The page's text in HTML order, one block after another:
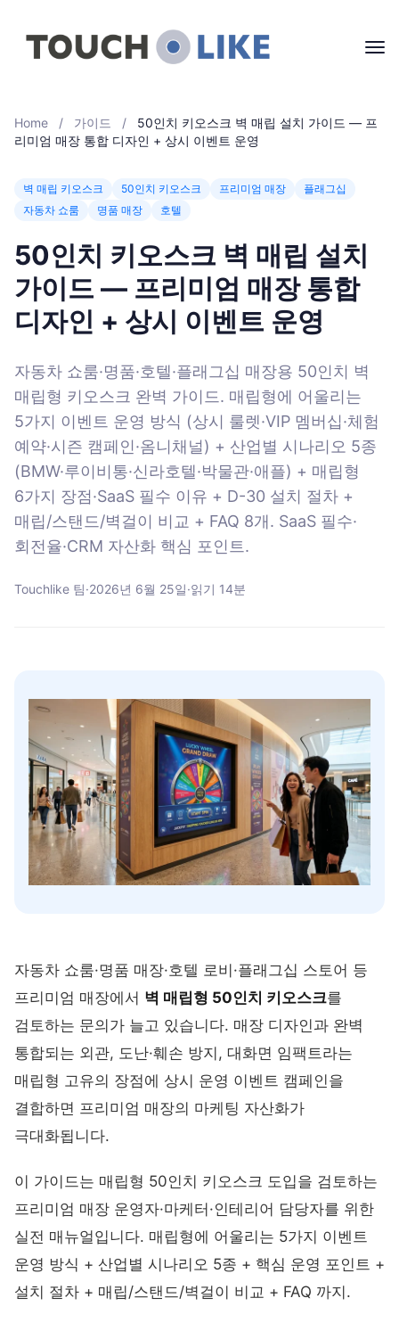
Home / 가이드 /
50인치 키오스크 벽 매립 설치 가이드 — 프
리미엄 매장 통합 디자인 + 상시 이벤트 운영
벽 매립 키오스크 50인치 키오스크 프리미엄 매장
플래그십
자동차 쇼룸
명품 매장 호텔
50인치 키오스크 벽 매립 설치
가이드 — 프리미엄 매장 통합
디자인 + 상시 이벤트 운영
자동차 쇼룸·명품·호텔·플래그십 매장용 50인치 벽
매립형 키오스크 완벽 가이드. 매립형에 어울리는
5가지 이벤트 운영 방식 (상시 룰렛·VIP 멤버십·체험
예약·시즌 캠페인·옴니채널) + 산업별 시나리오 5종
(BMW·루이비통·신라호텔·박물관·애플) + 매립형
6가지 장점·SaaS 필수 이유 + D-30 설치 절차 +
매립/스탠드/벽걸이 비교 + FAQ 8개. SaaS 필수·
회전율·CRM 자산화 핵심 포인트.
Touchlike 팀·2026년 6월 25일·읽기 14분
자동차 쇼룸·명품 매장·호텔 로비·플래그십 스토어 등
프리미엄 매장에서 벽 매립형 50인치 키오스크를
검토하는 문의가 늘고 있습니다. 매장 디자인과 완벽
통합되는 외관, 도난·훼손 방지, 대화면 임팩트라는
매립형 고유의 장점에 상시 운영 이벤트 캠페인을
결합하면 프리미엄 매장의 마케팅 자산화가
극대화됩니다.
이 가이드는 매립형 50인치 키오스크 도입을 검토하는
프리미엄 매장 운영자·마케터·인테리어 담당자를 위한
실전 매뉴얼입니다. 매립형에 어울리는 5가지 이벤트
운영 방식 + 산업별 시나리오 5종 + 핵심 운영 포인트 +
설치 절차 + 매립/스탠드/벽걸이 비교 + FAQ 까지.